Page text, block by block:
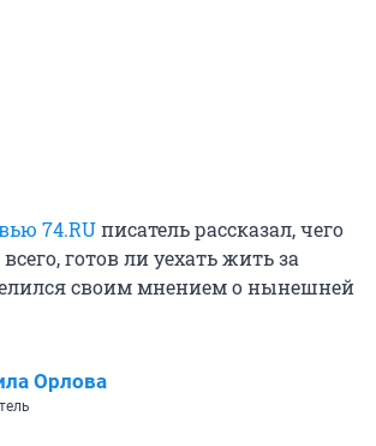
74.RUписатель рассказал, чего
готов ли уехать жить за
своим мнением о нынешней
Орлова